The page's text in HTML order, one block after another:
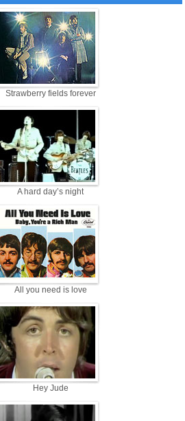
Strawberry fields forever
A hard day’s night
All you need is love
Hey Jude